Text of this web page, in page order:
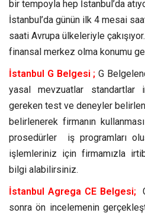
bir tempoyla hep İstanbul’da
İstanbul’da günün ilk 4 mesai
saati Avrupa ülkeleriyle
finansal merkez olma konumu
İstanbul G Belgesi ; G
yasal mevzuatlar standartlar
gereken test ve deneyler
belirlenerek firmanın
prosedürler iş programları
işlemleriniz için firmamızla
bilgi alabilirsiniz.
İstanbul Agrega CE Belgesi;
sonra ön incelemenin